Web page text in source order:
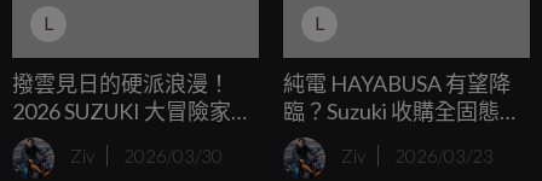
L
撥雲見日的硬派浪漫！
2026 SUZUKI 大冒險家尖
石探秘，V-STROM、DR-
Z 一同征服迷霧迎向暖陽
Ziv 2026/03/30
L
純電 HAYABUSA 有望降
臨？Suzuki 收購全固態電
池大廠 Kanadevia！
Ziv 2026/03/23